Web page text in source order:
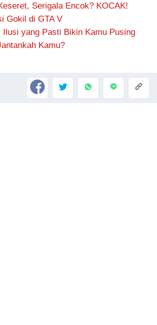
Serigala Encok? KOCAK!
Gokil di GTA V
Ilusi yang Pasti Bikin Kamu Pusing
Kamu?